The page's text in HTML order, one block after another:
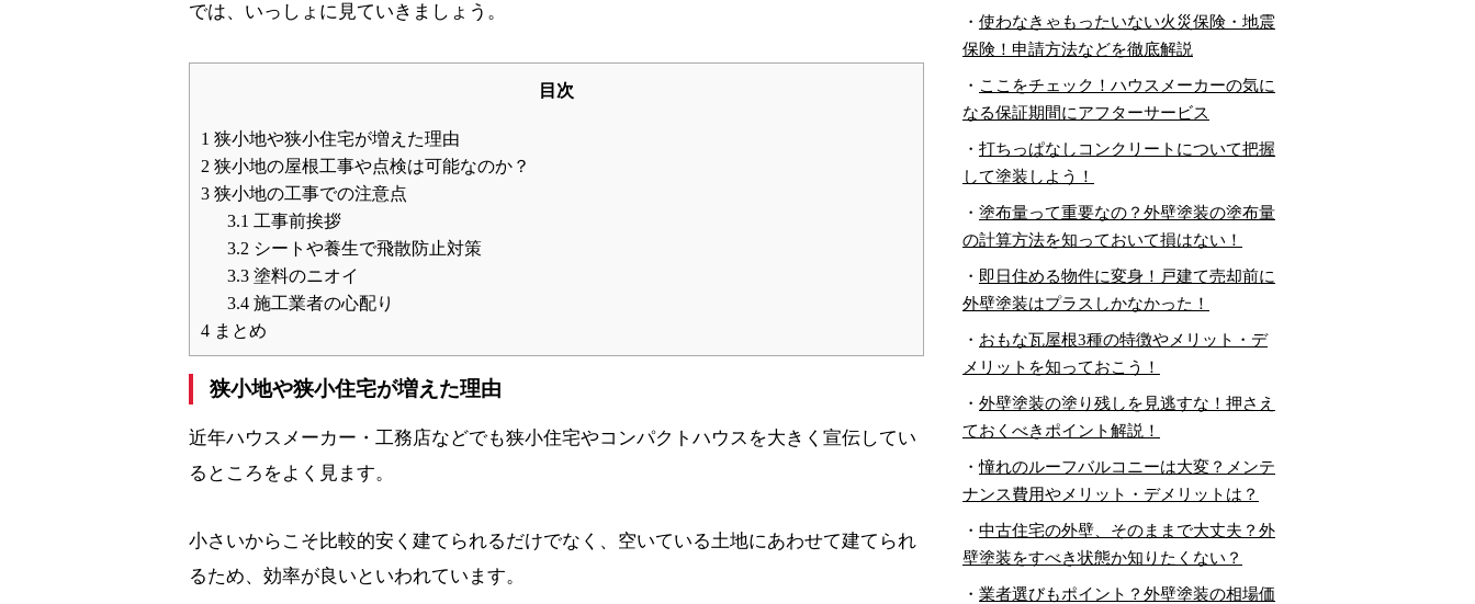
では、いっしょに見ていきましょう。
目次
1 狭小地や狭小住宅が増えた理由
2 狭小地の屋根工事や点検は可能なのか？
3 狭小地の工事での注意点
3.1 工事前挨拶
3.2 シートや養生で飛散防止対策
3.3 塗料のニオイ
3.4 施工業者の心配り
4 まとめ
狭小地や狭小住宅が増えた理由
近年ハウスメーカー・工務店などでも狭小住宅やコンパクトハウスを大きく宣伝してい
るところをよく見ます。
小さいからこそ比較的安く建てられるだけでなく、空いている土地にあわせて建てられ
るため、効率が良いといわれています。
・ 使わなきゃもったいない火災保険・地震
保険！申請方法などを徹底解説
・ ここをチェック！ハウスメーカーの気に
なる保証期間にアフターサービス
・ 打ちっぱなしコンクリートについて把握
して塗装しよう！
・ 塗布量って重要なの？外壁塗装の塗布量
の計算方法を知っておいて損はない！
・ 即日住める物件に変身！戸建て売却前に
外壁塗装はプラスしかなかった！
・ おもな瓦屋根3種の特徴やメリット・デ
メリットを知っておこう！
・ 外壁塗装の塗り残しを見逃すな！押さえ
ておくべきポイント解説！
・憧れのルーフバルコニーは大変？メンテ
ナンス費用やメリット・デメリットは？
・ 中古住宅の外壁、そのままで大丈夫？外
壁塗装をすべき状態か知りたくない？
・ 業者選びもポイント？外壁塗装の相場価